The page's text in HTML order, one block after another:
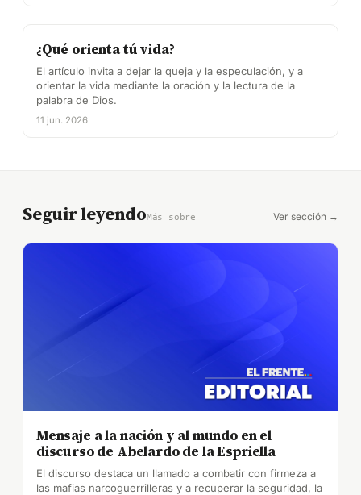
¿Qué orienta tú vida?
El artículo invita a dejar la queja y la especulación, y a
orientar la vida mediante la oración y la lectura de la
palabra de Dios.
11 jun. 2026
Seguir leyendoMás sobre Ver sección →
Mensaje a la nación y al mundo en el
discurso de Abelardo de la Espriella
El discurso destaca un llamado a combatir con firmeza a
las mafias narcoguerrilleras y a recuperar la seguridad, la